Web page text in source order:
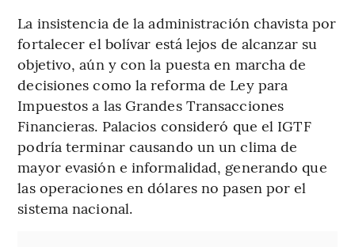
La insistencia de la administración chavista por
fortalecer el bolívar está lejos de alcanzar su
objetivo, aún y con la puesta en marcha de
decisiones como la reforma de Ley para
Impuestos a las Grandes Transacciones
Financieras. Palacios consideró que el IGTF
podría terminar causando un un clima de
mayor evasión e informalidad, generando que
las operaciones en dólares no pasen por el
sistema nacional.